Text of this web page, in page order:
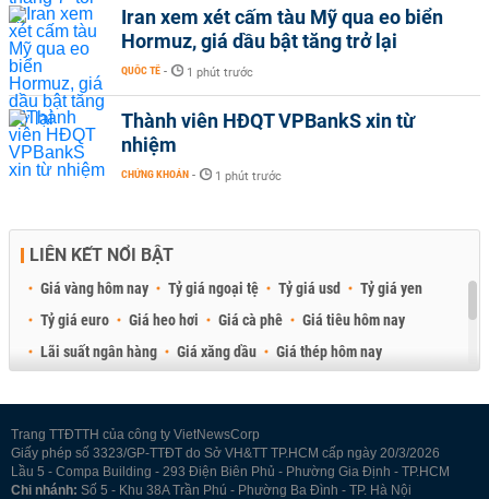
Iran xem xét cấm tàu Mỹ qua eo biển
Hormuz, giá dầu bật tăng trở lại
QUỐC TẾ - 1 phút trước
Thành viên HĐQT VPBankS xin từ
nhiệm
CHỨNG KHOÁN - 1 phút trước
LIÊN KẾT NỔI BẬT
Giá vàng hôm nay Tỷ giá ngoại tệ Tỷ giá usd
Tỷ giá yen
Tỷ giá euro
Giá heo hơi Giá cà phê
Giá tiêu hôm nay
Lãi suất ngân hàng
Giá xăng dầu
Giá thép hôm nay
Trang TTĐTTH của công ty VietNewsCorp
Giấy phép số 3323/GP-TTĐT do Sở VH&TT TP.HCM cấp ngày 20/3/2026
Lầu 5 - Compa Building - 293 Điện Biên Phủ - Phường Gia Định - TP.HCM
Chi nhánh: Số 5 - Khu 38A Trần Phú - Phường Ba Đình - TP. Hà Nội